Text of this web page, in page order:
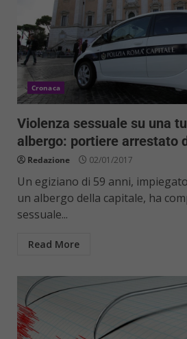
Cronaca
Violenza sessuale su una
albergo: portiere arrestato
Redazione 02/01/2017
Un egiziano di 59 anni,
un albergo della capitale, ha
sessuale...
Read More